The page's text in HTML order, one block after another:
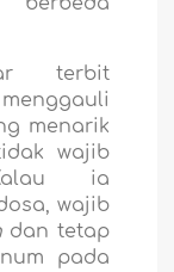
terbit
menarik
wajib
ia
wajib
dan tetap
pada